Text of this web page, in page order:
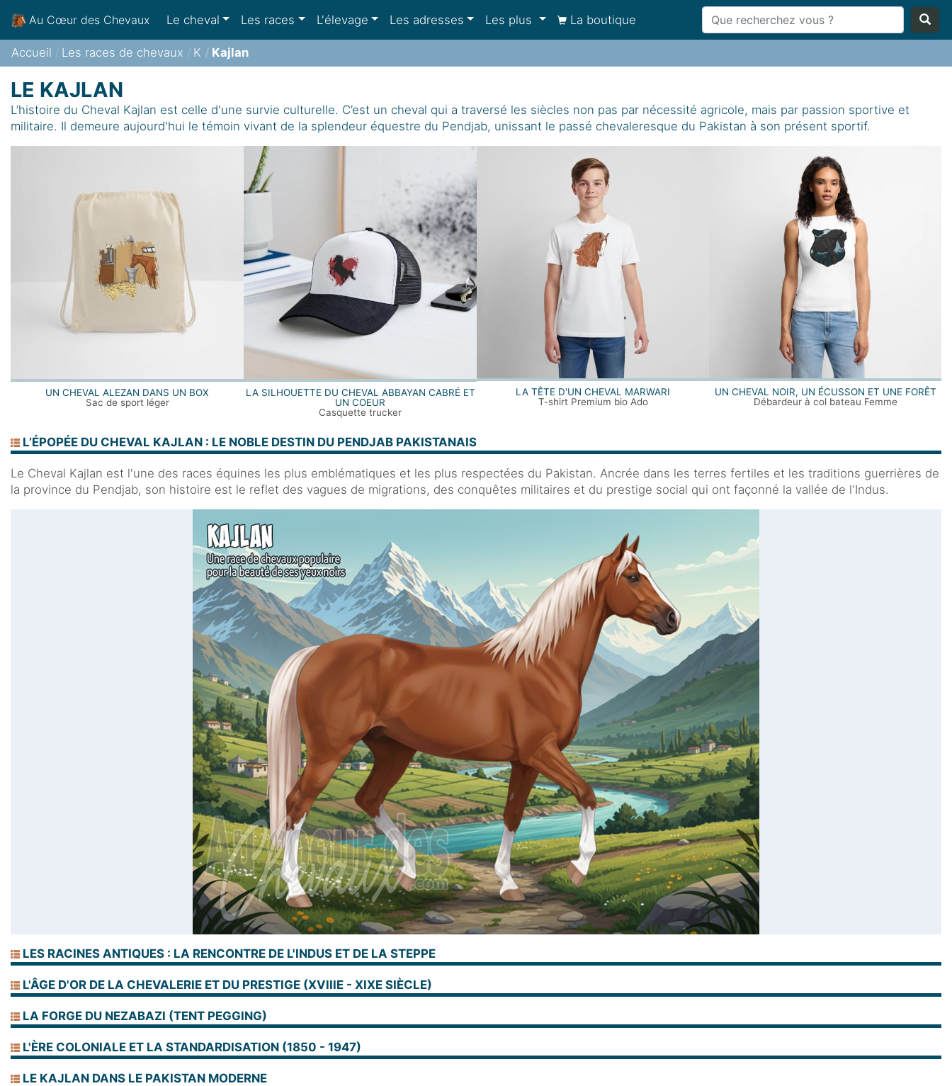
Au Cœur des Chevaux Le cheval Les races L'élevage Les adresses Les plus La boutique
Accueil Les races de chevaux K Kajlan
LE KAJLAN
L’histoire du Cheval Kajlan est celle d'une survie culturelle. C’est un cheval qui a traversé les siècles non pas par nécessité agricole, mais par passion sportive et
militaire. Il demeure aujourd'hui le témoin vivant de la splendeur équestre du Pendjab, unissant le passé chevaleresque du Pakistan à son présent sportif.
UN CHEVAL ALEZAN DANS UN BOX
Sac de sport léger
LA SILHOUETTE DU CHEVAL ABBAYAN CABRÉ ET
UN COEUR
Casquette trucker
LA TÊTE D'UN CHEVAL MARWARI
T-shirt Premium bio Ado
UN CHEVAL NOIR, UN ÉCUSSON ET UNE FORÊT
Débardeur à col bateau Femme
L’ÉPOPÉE DU CHEVAL KAJLAN : LE NOBLE DESTIN DU PENDJAB PAKISTANAIS
Le Cheval Kajlan est l'une des races équines les plus emblématiques et les plus respectées du Pakistan. Ancrée dans les terres fertiles et les traditions guerrières de
la province du Pendjab, son histoire est le reflet des vagues de migrations, des conquêtes militaires et du prestige social qui ont façonné la vallée de l'Indus.
LES RACINES ANTIQUES : LA RENCONTRE DE L'INDUS ET DE LA STEPPE
L'ÂGE D'OR DE LA CHEVALERIE ET DU PRESTIGE (XVIIIE - XIXE SIÈCLE)
LA FORGE DU NEZABAZI (TENT PEGGING)
L'ÈRE COLONIALE ET LA STANDARDISATION (1850 - 1947)
LE KAJLAN DANS LE PAKISTAN MODERNE